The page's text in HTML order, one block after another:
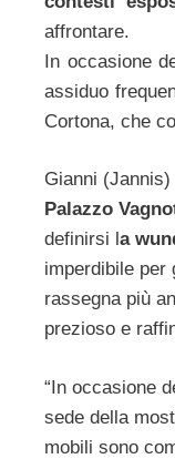
affrontare.
In occasione
assiduo
Cortona, che
Gianni
Palazzo
definirsi l a
imperdibile per
rassegna più
prezioso e
“In occasione
sede della
mobili sono